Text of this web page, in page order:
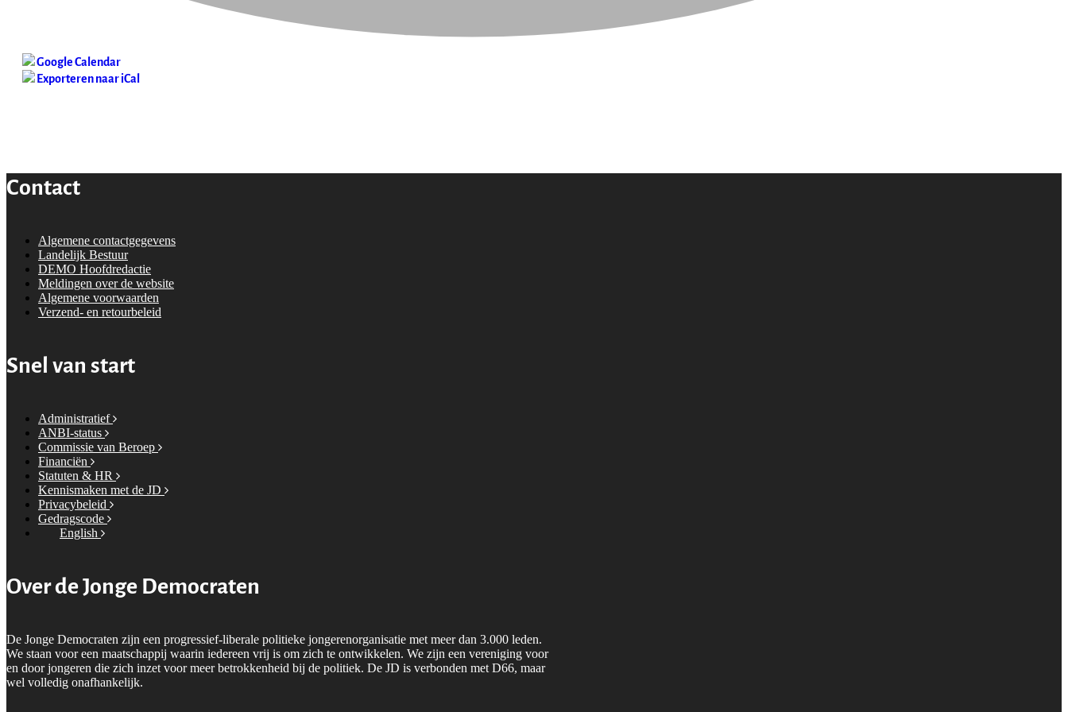
Google Calendar
Exporteren naar iCal
Contact
Algemene contactgegevens
Landelijk Bestuur
DEMO Hoofdredactie
Meldingen over de website
Algemene voorwaarden
Verzend- en retourbeleid
Snel van start
Administratief
ANBI-status
Commissie van Beroep
Financiën
Statuten & HR
Kennismaken met de JD
Privacybeleid
Gedragscode
English
Over de Jonge Democraten
De Jonge Democraten zijn een progressief-liberale politieke jongerenorganisatie met meer dan 3.000 leden.
We staan voor een maatschappij waarin iedereen vrij is om zich te ontwikkelen. We zijn een vereniging voor
en door jongeren die zich inzet voor meer betrokkenheid bij de politiek. De JD is verbonden met D66, maar
wel volledig onafhankelijk.